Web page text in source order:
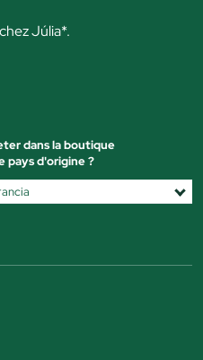
Júlia*.
dans la boutique
pays d'origine ?